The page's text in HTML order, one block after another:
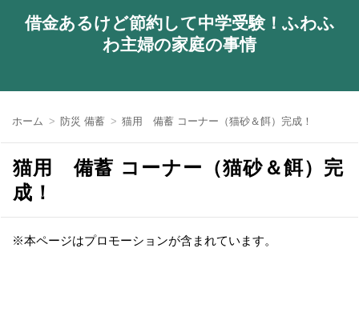
借金あるけど節約して中学受験！ふわふ
わ主婦の家庭の事情
ホーム 防災 備蓄 猫用 備蓄 コーナー（猫砂＆餌）完成！
猫用 備蓄 コーナー（猫砂＆餌）完
成！
※本ページはプロモーションが含まれています。